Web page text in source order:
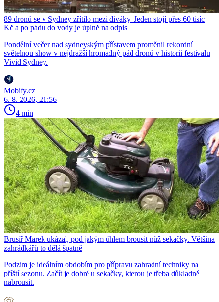
89 dronů se v Sydney zřítilo mezi diváky. Jeden stojí přes 60 tisíc
Kč a po pádu do vody je úplně na odpis
Pondělní večer nad sydneyským přístavem proměnil rekordní
světelnou show v nejdražší hromadný pád dronů v historii festivalu
Vivid Sydney.
Mobify.cz
6. 8. 2026, 21:56
4 min
Brusíř Marek ukázal, pod jakým úhlem brousit nůž sekačky. Většina
zahrádkářů to dělá špatně
Podzim je ideálním obdobím pro přípravu zahradní techniky na
příští sezonu. Začít je dobré u sekačky, kterou je třeba důkladně
nabrousit.